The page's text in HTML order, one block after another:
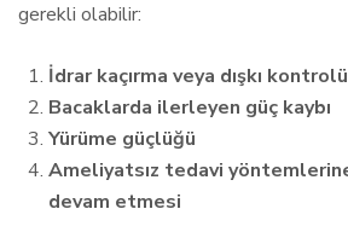
gerekli olabilir:
İdrar kaçırma veya dışkı
Bacaklarda ilerleyen güç kaybı
Yürüme güçlüğü
Ameliyatsız tedavi yöntemlerine
devam etmesi